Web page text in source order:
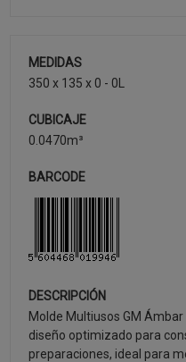
MEDIDAS
350 x 135 x 0 - 0L
CUBICAJE
0.0470m³
BARCODE
DESCRIPCIÓN
Molde Multiusos GM
diseño optimizado para
preparaciones, ideal para